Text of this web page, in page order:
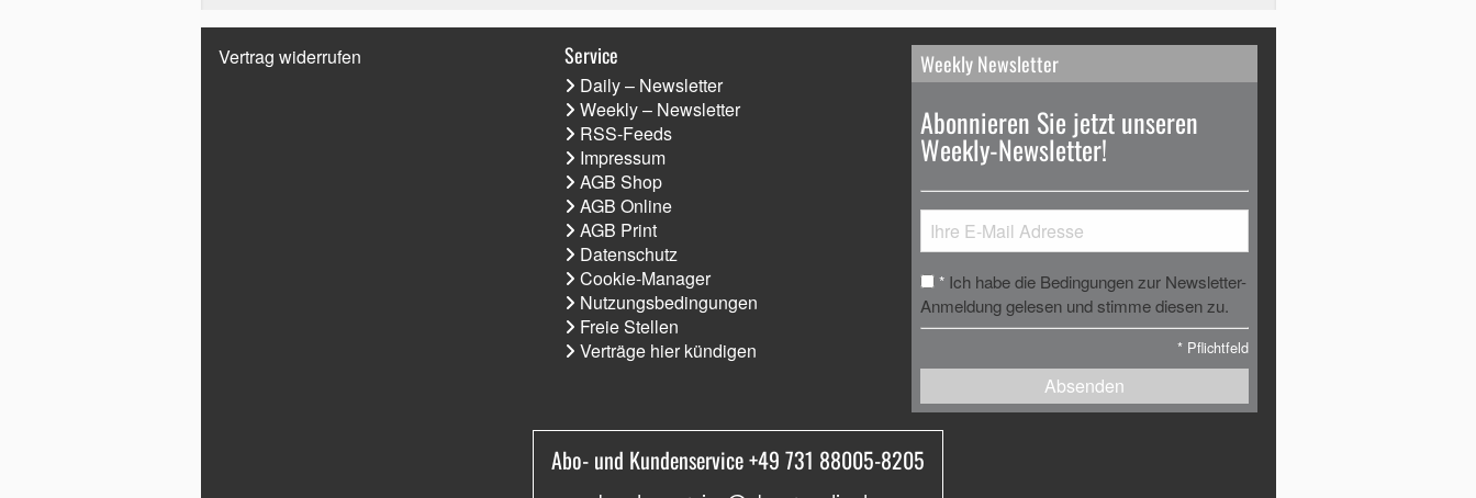
Vertrag widerrufen Service
Daily – Newsletter
Weekly – Newsletter
RSS-Feeds
Impressum
AGB Shop
AGB Online
AGB Print
Datenschutz
Cookie-Manager
Nutzungsbedingungen
Freie Stellen
Verträge hier kündigen
Weekly Newsletter
Abonnieren Sie jetzt unseren
Weekly-Newsletter!
* Ich habe die Bedingungen zur Newsletter-
Anmeldung gelesen und stimme diesen zu.
* Pflichtfeld
Absenden
Abo- und Kundenservice +49 731 88005-8205